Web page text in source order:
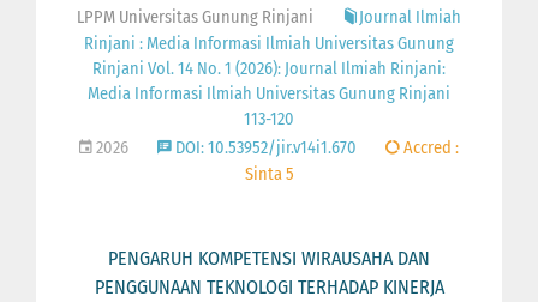
LPPM Universitas Gunung Rinjani
Journal Ilmiah
Rinjani : Media Informasi Ilmiah Universitas Gunung
Rinjani Vol. 14 No. 1 (2026): Journal Ilmiah Rinjani:
Media Informasi Ilmiah Universitas Gunung Rinjani
113-120
2026
DOI: 10.53952/jir.v14i1.670
Accred :
Sinta 5
PENGARUH KOMPETENSI WIRAUSAHA DAN
PENGGUNAAN TEKNOLOGI TERHADAP KINERJA